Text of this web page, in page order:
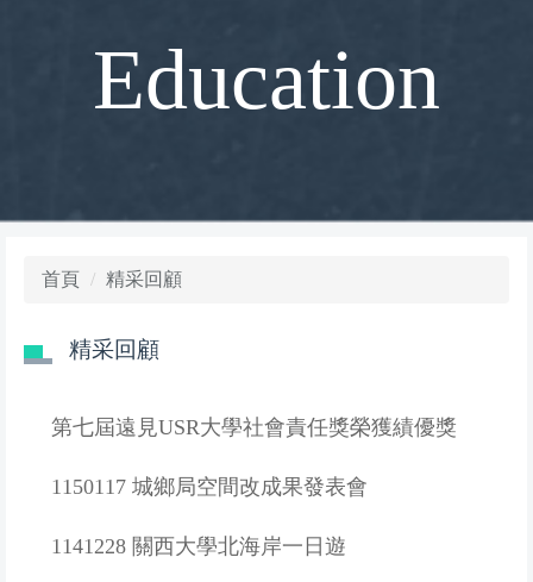
Education
首頁 精采回顧
精采回顧
第七屆遠見USR大學社會責任獎榮獲績優獎
1150117 城鄉局空間改成果發表會
1141228 關西大學北海岸一日遊